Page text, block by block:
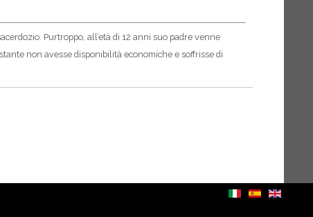
Purtroppo, all’età di 12 anni suo padre venne
non avesse disponibilità economiche e soffrisse di